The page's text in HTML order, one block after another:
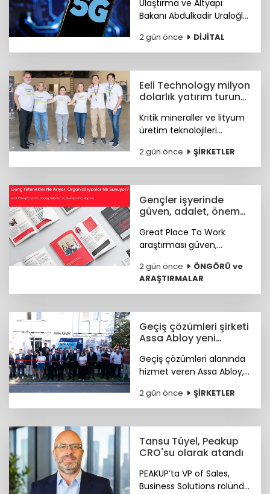
Ulaştırma ve Altyapı
Bakanı Abdulkadir Uraloğlu,
44,5 milyona ulaştığını
bildirdi.
2 gün önce DİJİTAL
Eeli Technology milyon
dolarlık yatırım turunu
Kritik mineraller ve lityum
üretim teknolojileri
toplam 2 milyon dolar
tutarındaki tohum öncesi
2 gün önce ŞİRKETLER
Gençler işyerinde
güven, adalet, önem
Great Place To Work
araştırması güven,
sağlık, anlam ve yapay
zekâya hazır kurum
kültürünün genç çalışan
temel unsurlar olduğunu
ortaya koydu.
2 gün önce
ÖNGÖRÜ ve
ARAŞTIRMALAR
Geçiş çözümleri şirketi
Assa Abloy yeni
Geçiş çözümleri alanında
hizmet veren Assa Abloy,
yeni showroomuyla
güvenlik ve erişim
buluşturuyor.
2 gün önce ŞİRKETLER
Tansu Tüyel, Peakup
CRO'su olarak atandı
PEAKUP’ta VP of Sales,
Business Solutions rolünde